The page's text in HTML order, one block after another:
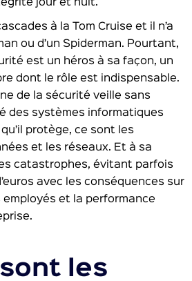
jour et nuit.
à la Tom Cruise et il n’a
ou d’un Spiderman. Pourtant,
est un héros à sa façon, un
dont le rôle est indispensable.
de la sécurité veille sans
des systèmes informatiques
protège, ce sont les
et les réseaux. Et à sa
catastrophes, évitant parfois
avec les conséquences sur
employés et la performance
les